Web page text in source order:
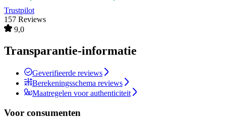
Trustpilot
157 Reviews
9,0
Transparantie-informatie
Geverifieerde reviews
Berekeningsschema reviews
Maatregelen voor authenticiteit
Voor consumenten